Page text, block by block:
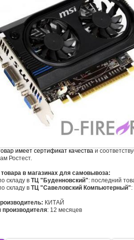
имеет сертификат качества и
Ростест.
в магазинах для самовывоза:
складу в ТЦ "Буденновский": последний
складу в ТЦ "Савеловский Компьютерный"
КИТАЙ
производителя: 12 месяцев